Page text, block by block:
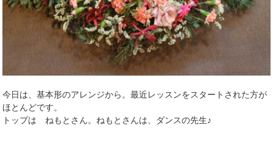
今日は、基本形のアレンジから。最近レッスンをスタートされた方が
ほとんどです。
トップは ねもとさん。ねもとさんは、ダンスの先生♪